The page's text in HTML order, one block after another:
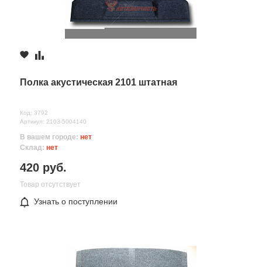
Полка акустическая 2101 штатная
Код: 3792
Артикул: 2103-5004140
В вашем городе: нет
Склад: нет
420 руб.
Товар отсутствует
Узнать о поступлении